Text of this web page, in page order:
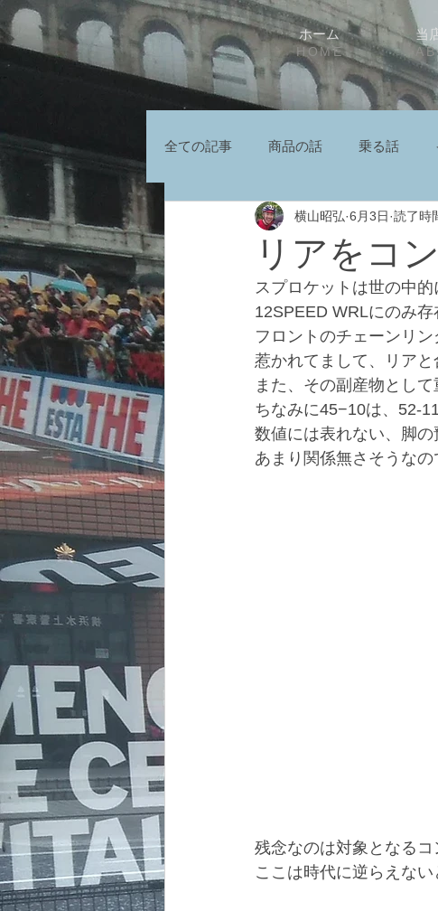
ホーム 当
HOME
全ての記事 商品の話 乗る話
リアをコ
横山昭弘 6月3日 読了時
スプロケットは世の中
12SPEED WRLにのみ存
フロントのチェーンリ
惹かれてまして、リア
また、その副産物とし
ちなみに45−10は、52-
数値には表れない、脚
あまり関係無さそうなの
残念なのは対象となるコ
ここは時代に逆らえない